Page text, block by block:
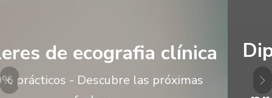
Diploma de especialización
en la salud de los